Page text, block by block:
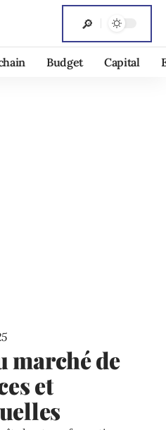
Budget Capital
marché de
et